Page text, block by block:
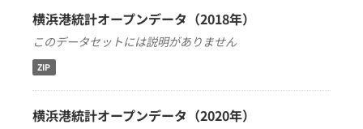
横浜港統計オープンデータ（2018年）
このデータセットには説明がありません
ZIP
横浜港統計オープンデータ（2020年）